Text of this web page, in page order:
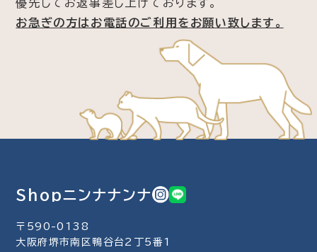
優先してお返事差し上げております。
お急ぎの方はお電話のご利用をお願い致します。
Shopニンナナンナ
〒590-0138
大阪府堺市南区鴨谷台2丁5番1